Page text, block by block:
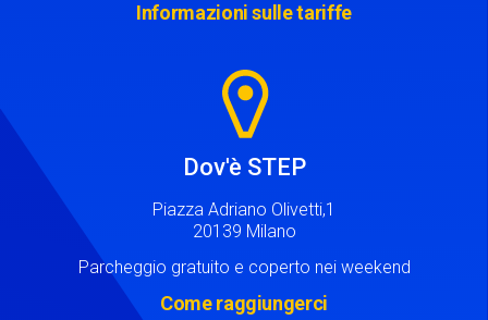
Informazioni sulle tariffe
Dov'è STEP
Piazza Adriano Olivetti,1
20139 Milano
Parcheggio gratuito e coperto nei weekend
Come raggiungerci